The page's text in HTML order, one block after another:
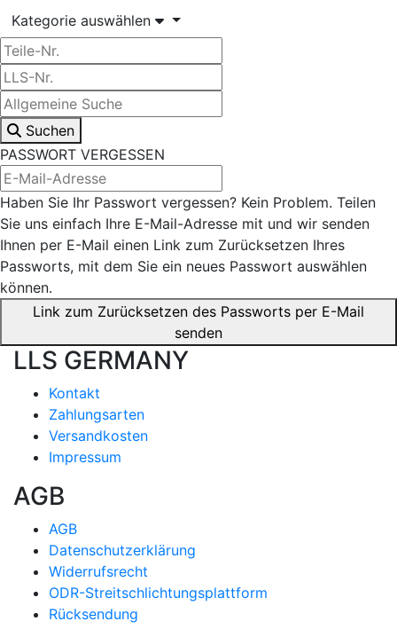
Kategorie auswählen
Suchen
PASSWORT VERGESSEN
Haben Sie Ihr Passwort vergessen? Kein Problem. Teilen
Sie uns einfach Ihre E-Mail-Adresse mit und wir senden
Ihnen per E-Mail einen Link zum Zurücksetzen Ihres
Passworts, mit dem Sie ein neues Passwort auswählen
können.
Link zum Zurücksetzen des Passworts per E-Mail
senden
LLS GERMANY
Kontakt
Zahlungsarten
Versandkosten
Impressum
AGB
AGB
Datenschutzerklärung
Widerrufsrecht
ODR-Streitschlichtungsplattform
Rücksendung